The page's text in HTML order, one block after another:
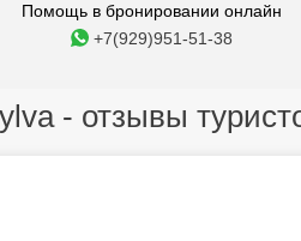
Помощь в бронировании онлайн
+7(929)951-51-38
- отзывы